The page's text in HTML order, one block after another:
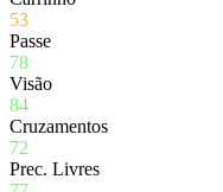
53
Passe
78
Visão
84
Cruzamentos
72
Prec. Livres